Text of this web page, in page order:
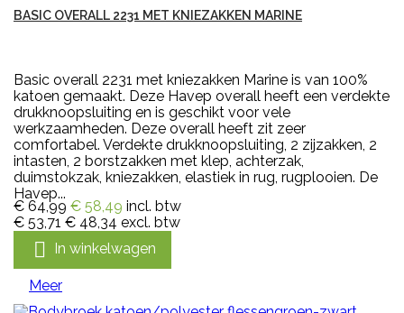
BASIC OVERALL 2231 MET KNIEZAKKEN MARINE
Basic overall 2231 met kniezakken Marine is van 100%
katoen gemaakt. Deze Havep overall heeft een verdekte
drukknoopsluiting en is geschikt voor vele
werkzaamheden. Deze overall heeft zit zeer
comfortabel. Verdekte drukknoopsluiting, 2 zijzakken, 2
intasten, 2 borstzakken met klep, achterzak,
duimstokzak, kniezakken, elastiek in rug, rugplooien. De
Havep...
€ 64,99 € 58,49 incl. btw
€ 53,71 € 48,34 excl. btw
 In winkelwagen
Meer